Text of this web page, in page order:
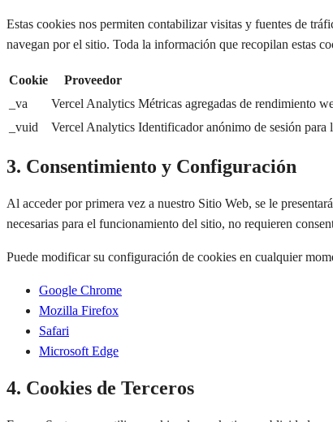
Estas cookies nos permiten contabilizar visitas y fuentes de
navegan por el sitio. Toda la información que recopilan estas
Cookie Proveedor
_va
Vercel Analytics Métricas agregadas de rendimiento
_vuid
Vercel Analytics Identificador anónimo de sesión para
3. Consentimiento y Configuración
Al acceder por primera vez a nuestro Sitio Web, se le
necesarias para el funcionamiento del sitio, no requieren
Puede modificar su configuración de cookies en cualquier
Google Chrome
Mozilla Firefox
Safari
Microsoft Edge
4. Cookies de Terceros